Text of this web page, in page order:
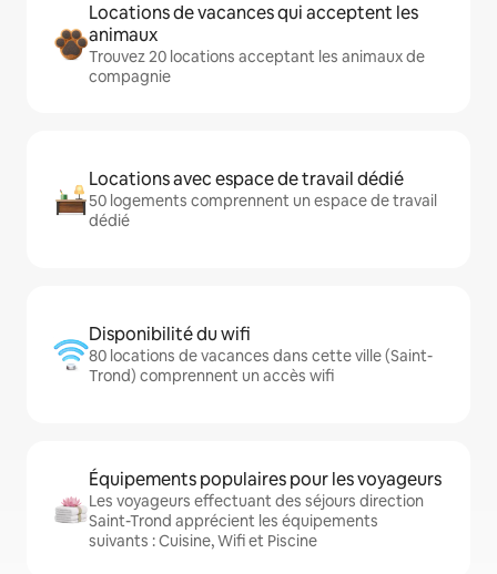
Locations de vacances qui acceptent les
animaux
Trouvez 20 locations acceptant les animaux de
compagnie
Locations avec espace de travail dédié
50 logements comprennent un espace de travail
dédié
Disponibilité du wifi
80 locations de vacances dans cette ville (Saint-
Trond) comprennent un accès wifi
Équipements populaires pour les voyageurs
Les voyageurs effectuant des séjours direction
Saint-Trond apprécient les équipements
suivants : Cuisine, Wifi et Piscine